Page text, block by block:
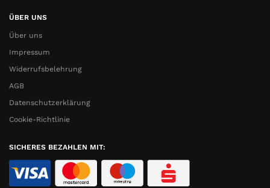
ÜBER UNS
Über uns
Impressum
Widerrufsbelehrung
AGB
Datenschutzerklärung
Cookie-Richtlinie
SICHERES BEZAHLEN MIT: